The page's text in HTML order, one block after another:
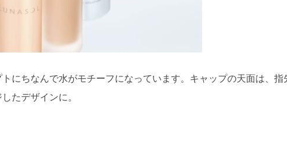
にちなんで水がモチーフになっています。キャップの天面は、指
たデザインに。